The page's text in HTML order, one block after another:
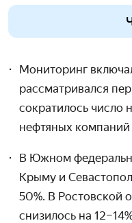
Мониторинг
рассматривался
сократилось число
нефтяных
В Южном
Крыму и
50%. В Ростовской
снизилось на